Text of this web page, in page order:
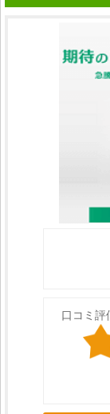
口コミ評